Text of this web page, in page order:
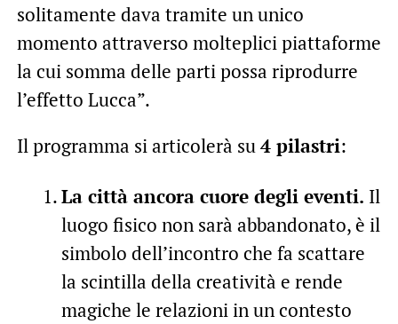
solitamente dava tramite un unico
momento attraverso molteplici piattaforme
la cui somma delle parti possa riprodurre
l’effetto Lucca”.
Il programma si articolerà su4 pilastri:
La città ancora cuore degli eventi. Il
luogo fisico non sarà abbandonato, è il
simbolo dell’incontro che fa scattare
la scintilla della creatività e rende
magiche le relazioni in un contesto